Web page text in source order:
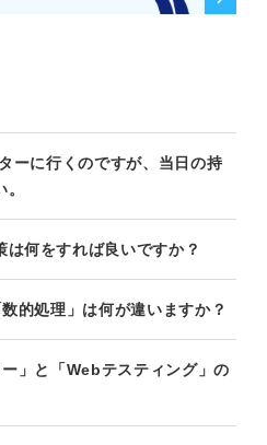
ーに行くのですが、当日の持
は何をすれば良いですか？
的処理」は何が違いますか？
」と「Webテスティング」の